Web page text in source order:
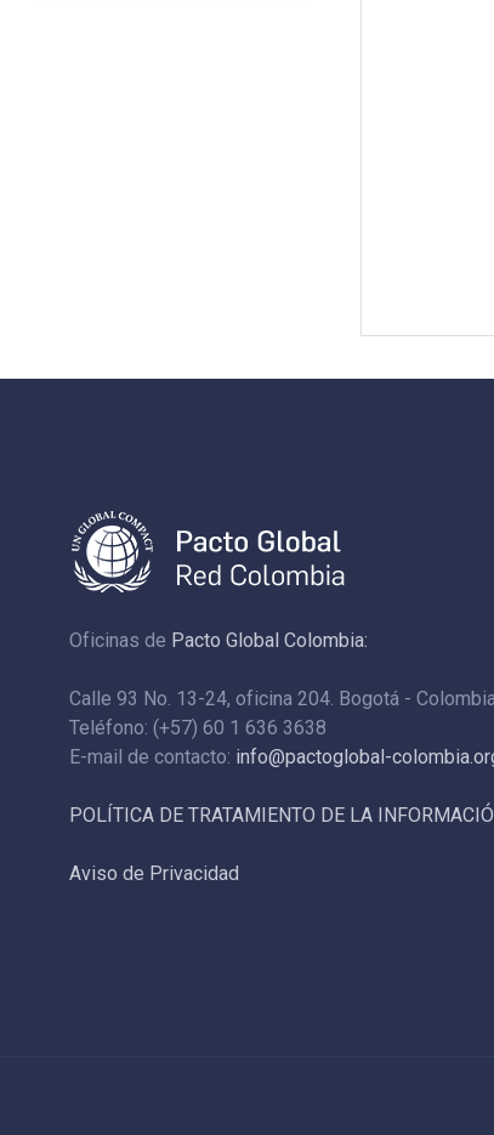
Oficinas de Pacto Global Colombia:
Calle 93 No. 13-24, oficina 204. Bogotá -
Teléfono: (+57) 60 1 636 3638
E-mail de contacto: info@pactoglobal-
POLÍTICA DE TRATAMIENTO DE LA
Aviso de Privacidad